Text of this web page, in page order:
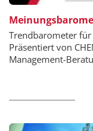
Trendbarometer
Präsentiert von
Management-